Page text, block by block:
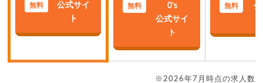
公式サイ
ト
0's
公式サイ
ト
※2026年7月時点の求人数